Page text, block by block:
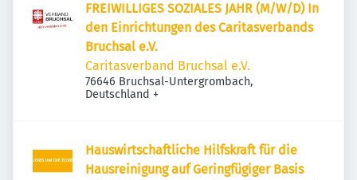
FREIWILLIGES SOZIALES JAHR (M/W/D) In
den Einrichtungen des Caritasverbands
Bruchsal e.V.
Caritasverband Bruchsal e.V.
76646 Bruchsal-Untergrombach,
Deutschland +
Hauswirtschaftliche Hilfskraft für die
Hausreinigung auf Geringfügiger Basis